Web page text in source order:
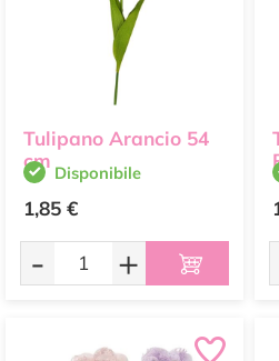
Tulipano Arancio 54
cm
Disponibile
1,85 €
- +